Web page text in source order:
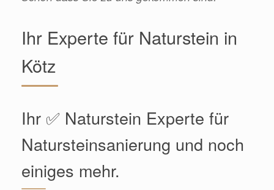
Ihr Experte für Naturstein in
Kötz
Ihr ✅ Naturstein Experte für
Natursteinsanierung und noch
einiges mehr.